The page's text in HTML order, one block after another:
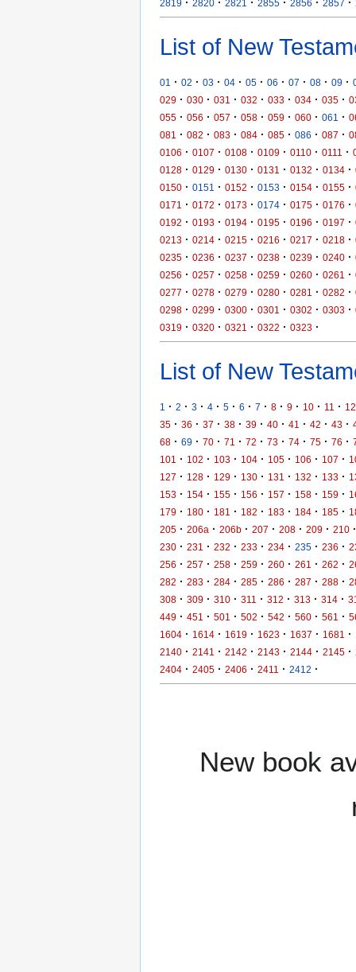
2819 · 2820 · 2821 · 2855 · 2856 · 2857 ·
List of New
01 · 02 · 03 · 04 · 05 · 06 · 07 · 08 · 09 ·
029 · 030 · 031 · 032 · 033 · 034 · 035 ·
055 · 056 · 057 · 058 · 059 · 060 · 061 ·
081
· 082 · 083 · 084 · 085 · 086 · 087 ·
0106 · 0107 · 0108 · 0109 · 0110 · 0111 ·
0128 · 0129 · 0130 · 0131 · 0132 · 0134 ·
0150 · 0151 · 0152 · 0153 · 0154 · 0155 ·
0171
· 0172 · 0173 · 0174 · 0175 · 0176 ·
0192 · 0193 · 0194 · 0195 · 0196 · 0197 ·
0213 · 0214 · 0215 · 0216 · 0217 · 0218 ·
0235 · 0236 · 0237 · 0238 · 0239 · 0240 ·
0256 · 0257 · 0258 · 0259 · 0260 · 0261 ·
0277 · 0278 · 0279 · 0280 · 0281 · 0282 ·
0298 · 0299 · 0300 · 0301 · 0302 · 0303 ·
0319 · 0320 · 0321 · 0322 · 0323 ·
List of New
1 · 2 · 3 · 4 · 5 · 6 · 7 · 8 · 9 · 10 · 11 · 12
35 · 36 · 37 · 38 · 39 · 40 · 41 · 42 · 43 ·
68 · 69 · 70 · 71 · 72 · 73 · 74 · 75 · 76 ·
101
· 102 · 103 · 104 · 105 · 106 · 107 ·
127 · 128 · 129 · 130 · 131 · 132 · 133 ·
153 · 154 · 155 · 156 · 157 · 158 · 159 ·
179 · 180 · 181 · 182 · 183 · 184 · 185 ·
205 · 206a · 206b · 207 · 208 · 209 · 210 ·
230 · 231 · 232 · 233 · 234 · 235 · 236 ·
256 · 257 · 258 · 259 · 260 · 261 · 262 ·
282 · 283 · 284 · 285 · 286 · 287 · 288 ·
308 · 309 · 310 · 311 · 312 · 313 · 314 ·
449 · 451 · 501 · 502 · 542 · 560 · 561 ·
1604 · 1614 · 1619 · 1623 · 1637 · 1681 ·
2140 · 2141 · 2142 · 2143 · 2144 · 2145 ·
2404 · 2405 · 2406 · 2411 · 2412 ·
New book